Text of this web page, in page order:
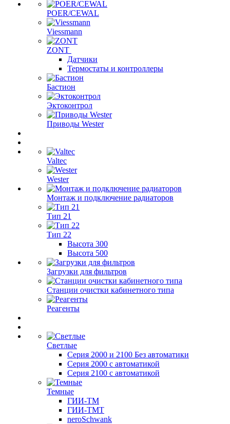
POER/CEWAL
Viessmann
ZONT
Датчики
Термостаты и контроллеры
Бастион
Эктоконтрол
Приводы Wester
Valtec
Wester
Монтаж и подключение радиаторов
Тип 21
Тип 22
Высота 300
Высота 500
Загрузки для фильтров
Станции очистки кабинетного типа
Реагенты
Светлые
Серия 2000 и 2100 Без автоматики
Серия 2000 с автоматикой
Серия 2100 с автоматикой
Темные
ГИИ-ТМ
ГИИ-ТМТ
neroSchwank